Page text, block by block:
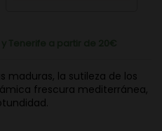
maduras, la sutileza de los
frescura mediterránea,